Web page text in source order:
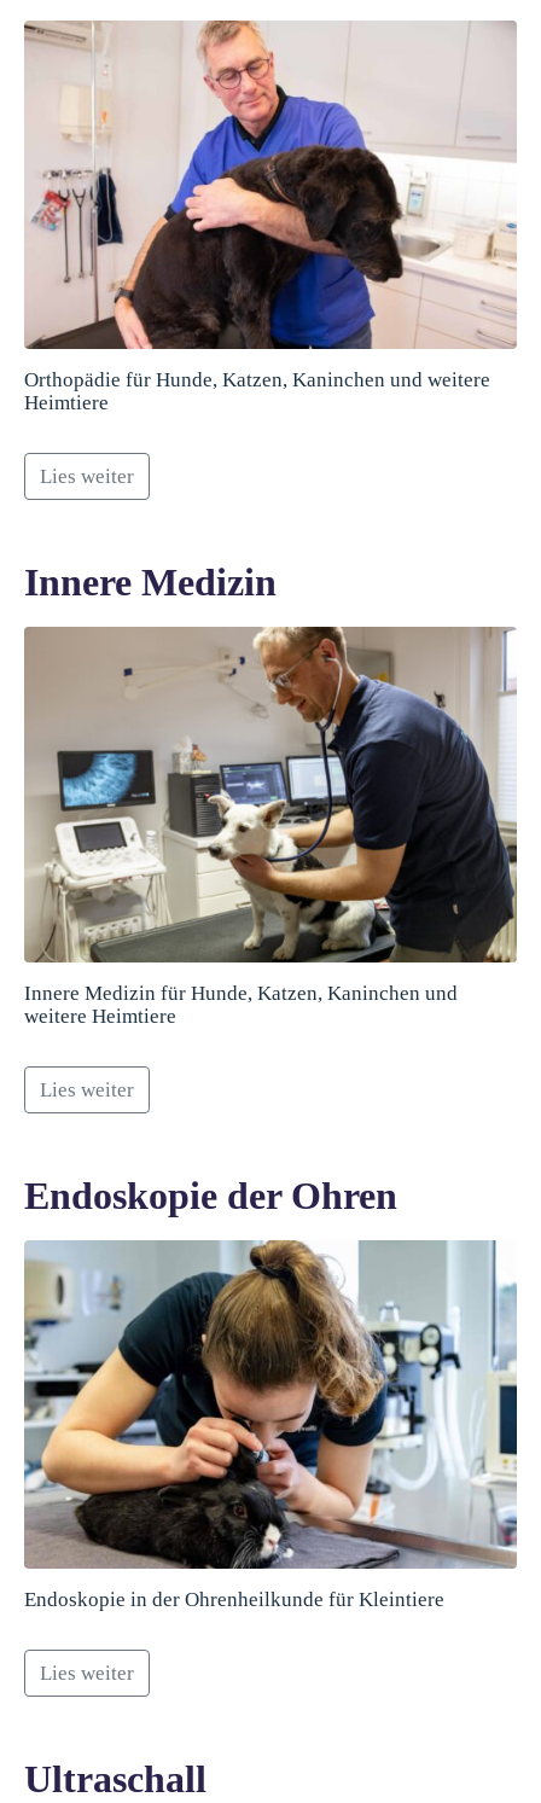
Orthopädie für Hunde, Katzen, Kaninchen und weitere
Heimtiere
Lies weiter
Innere Medizin
Innere Medizin für Hunde, Katzen, Kaninchen und
weitere Heimtiere
Lies weiter
Endoskopie der Ohren
Endoskopie in der Ohrenheilkunde für Kleintiere
Lies weiter
Ultraschall